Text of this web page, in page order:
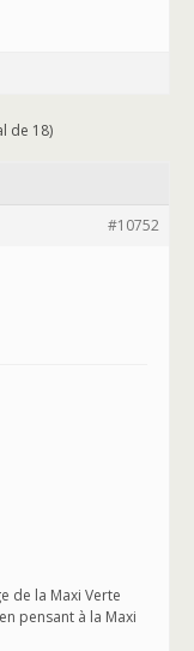
de 18)
#10752
de la Maxi Verte
pensant à la Maxi